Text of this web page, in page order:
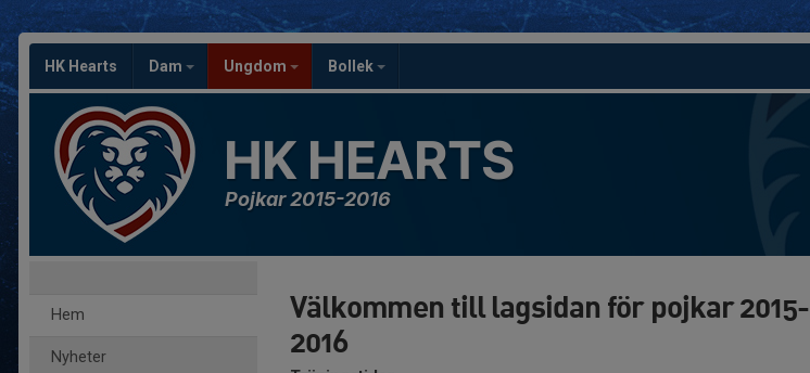
HK Hearts Dam Ungdom Bollek
HK HEARTS
Pojkar 2015-2016
Hem
Nyheter
Välkommen till lagsidan för pojkar 2015-
2016